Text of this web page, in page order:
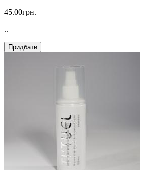
45.00грн.
..
Придбати